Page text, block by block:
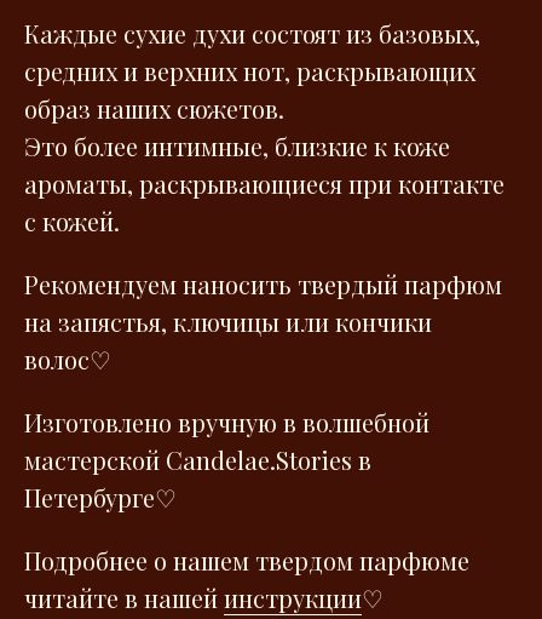
Каждые сухие духи состоят из базовых,
средних и верхних нот, раскрывающих
образ наших сюжетов.
Это более интимные, близкие к коже
ароматы, раскрывающиеся при контакте
с кожей.
Рекомендуем наносить твердый парфюм
на запястья, ключицы или кончики
волос♡
Изготовлено вручную в волшебной
мастерской Сandelae.Stories в
Петербурге♡
Подробнее о нашем твердом парфюме
читайте в нашейинструкции♡